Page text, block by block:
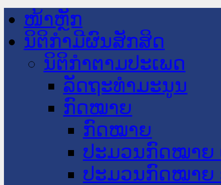
ໜ້າຫຼັກ
ນິຕິກໍາມີຜົນສັກສິດ
ນິຕິກໍາຕາມປະເພດ
ລັດຖະທໍາມະນູນ
ກົດໝາຍ
ກົດໝາຍ
ປະມວນກົດໝາຍ
ປະມວນກົດໝາຍ